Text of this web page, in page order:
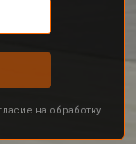
на обработку